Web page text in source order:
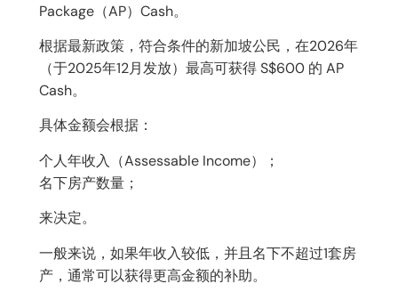
Package（AP）Cash。
根据最新政策，符合条件的新加坡公民，在2026年
（于2025年12月发放）最高可获得 S$600 的 AP
Cash。
具体金额会根据：
个人年收入（Assessable Income）；
名下房产数量；
来决定。
一般来说，如果年收入较低，并且名下不超过1套房
产，通常可以获得更高金额的补助。